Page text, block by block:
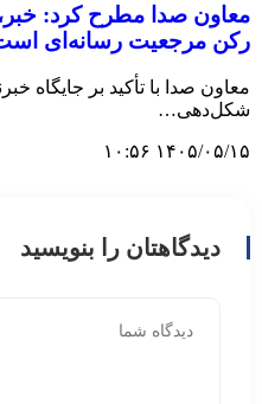
معاون صدا مطرح کرد:
رکن مرجعیت رسانه‌ای
معاون صدا با تأکید بر جایگاه
شکل‌دهی…
۱۴۰۵/۰۵/۱۵ ۱۰:۵۶
دیدگاهتان را بنویسید